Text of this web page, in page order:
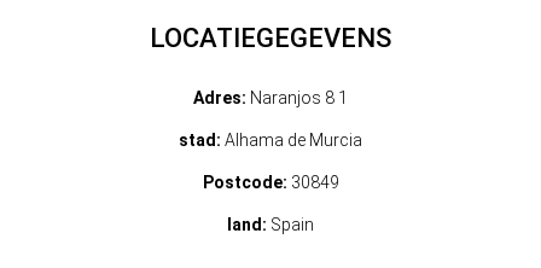
LOCATIEGEGEVENS
Adres: Naranjos 8 1
stad: Alhama de Murcia
Postcode: 30849
land: Spain